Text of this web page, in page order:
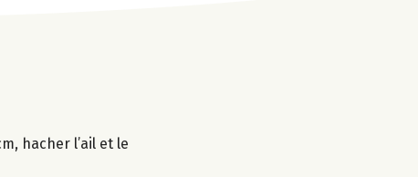
hacher l’ail et le